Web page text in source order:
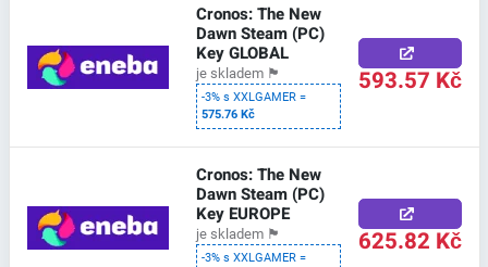
Cronos: The New
Dawn Steam (PC)
Key GLOBAL
je skladem 🏴
-3% s XXLGAMER =
575.76 Kč
593.57 Kč
Cronos: The New
Dawn Steam (PC)
Key EUROPE
je skladem 🏴
-3% s XXLGAMER =
625.82 Kč